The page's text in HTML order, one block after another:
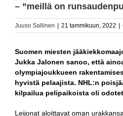
– ”meillä on
Juuso Sallinen 21 tammikuun, 2022
Suomen miesten
Jukka Jalonen sanoo, että
olympiajoukkueen
hyvistä pelaajista. NHL:n
kilpailua pelipaikoista oli
Leijonat aloittavat oman